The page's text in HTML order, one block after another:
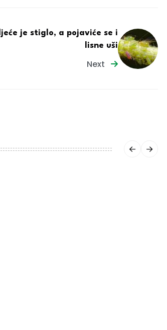
je stiglo, a pojaviće se i
lisne uši
Next